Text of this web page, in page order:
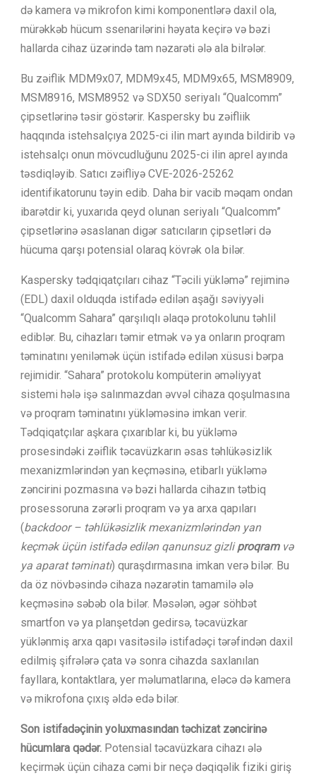
də kamera və mikrofon kimi komponentlərə daxil ola,
mürəkkəb hücum ssenarilərini həyata keçirə və bəzi
hallarda cihaz üzərində tam nəzarəti ələ ala bilrələr.
Bu zəiflik MDM9x07, MDM9x45, MDM9x65, MSM8909,
MSM8916, MSM8952 və SDX50 seriyalı “Qualcomm”
çipsetlərinə təsir göstərir. Kaspersky bu zəifliik
haqqında istehsalçıya 2025-ci ilin mart ayında bildirib və
istehsalçı onun mövcudluğunu 2025-ci ilin aprel ayında
təsdiqləyib. Satıcı zəifliyə CVE-2026-25262
identifikatorunu təyin edib. Daha bir vacib məqam ondan
ibarətdir ki, yuxarıda qeyd olunan seriyalı “Qualcomm”
çipsetlərinə əsaslanan digər satıcıların çipsetləri də
hücuma qarşı potensial olaraq kövrək ola bilər.
Kaspersky tədqiqatçıları cihaz “Təcili yükləmə” rejiminə
(EDL) daxil olduqda istifadə edilən aşağı səviyyəli
“Qualcomm Sahara” qarşılıqlı əlaqə protokolunu təhlil
ediblər. Bu, cihazları təmir etmək və ya onların proqram
təminatını yeniləmək üçün istifadə edilən xüsusi bərpa
rejimidir. “Sahara” protokolu kompüterin əməliyyat
sistemi hələ işə salınmazdan əvvəl cihaza qoşulmasına
və proqram təminatını yükləməsinə imkan verir.
Tədqiqatçılar aşkara çıxarıblar ki, bu yükləmə
prosesindəki zəiflik təcavüzkarın əsas təhlükəsizlik
mexanizmlərindən yan keçməsinə, etibarlı yükləmə
zəncirini pozmasına və bəzi hallarda cihazın tətbiq
prosessoruna zərərli proqram və ya arxa qapıları
(backdoor – təhlükəsizlik mexanizmlərindən yan
keçmək üçün istifadə edilən qanunsuz gizliproqramvə
ya aparat təminatı) quraşdırmasına imkan verə bilər. Bu
da öz növbəsində cihaza nəzarətin tamamilə ələ
keçməsinə səbəb ola bilər. Məsələn, əgər söhbət
smartfon və ya planşetdən gedirsə, təcavüzkar
yüklənmiş arxa qapı vasitəsilə istifadəçi tərəfindən daxil
edilmiş şifrələrə çata və sonra cihazda saxlanılan
fayllara, kontaktlara, yer məlumatlarına, eləcə də kamera
və mikrofona çıxış əldə edə bilər.
Son istifadəçinin yoluxmasından təchizat zəncirinə
hücumlara qədər. Potensial təcavüzkara cihazı ələ
keçirmək üçün cihaza cəmi bir neçə dəqiqəlik fiziki giriş